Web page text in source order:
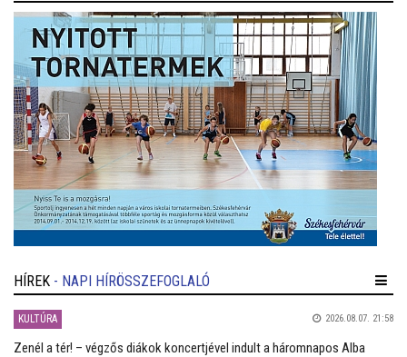
HÍREK - NAPI HÍRÖSSZEFOGLALÓ
KULTÚRA 2026.08.07. 21:58
Zenél a tér! – végzős diákok koncertjével indult a háromnapos Alba